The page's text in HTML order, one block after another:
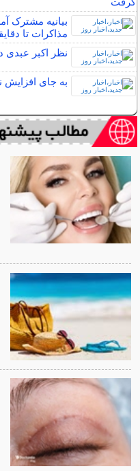
بیانیه مشترک
مذاکرات تا
نظر اکبر
به جای افزایش